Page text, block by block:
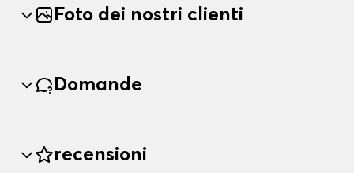
Foto dei nostri clienti
Domande
recensioni